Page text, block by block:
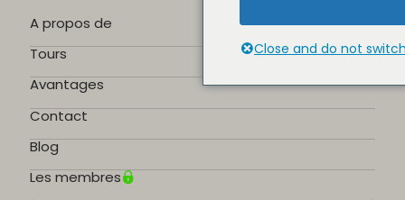
Portuguese
A propos de
Tours
Avantages
Contact
Blog
Les membres
Close and do not